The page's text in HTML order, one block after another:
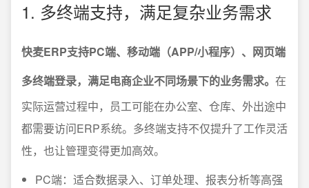
1. 多终端支持，满足复杂业务需求
快麦ERP支持PC端、移动端（APP/小程序）、网页端
多终端登录，满足电商企业不同场景下的业务需求。 在
实际运营过程中，员工可能在办公室、仓库、外出途中
都需要访问ERP系统。多终端支持不仅提升了工作灵活
性，也让管理变得更加高效。
PC端：适合数据录入、订单处理、报表分析等高强